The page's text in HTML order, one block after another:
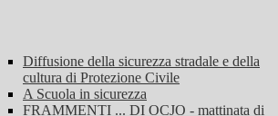
Diffusione della sicurezza stradale e della
cultura di Protezione Civile
A Scuola in sicurezza
FRAMMENTI ... DI OCJO - mattinata di